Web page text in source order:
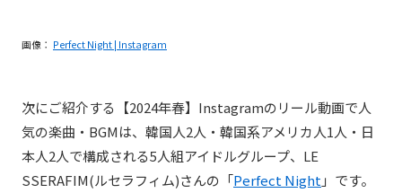
画像： Perfect Night | Instagram
次にご紹介する【2024年春】Instagramのリール動画で人
気の楽曲・BGMは、韓国人2人・ 韓国系アメリカ人1人・ 日
本人2人で構成される5人組アイドルグループ、 LE
SSERAFIM(ルセラフィム)さんの「Perfect Night 」 です。